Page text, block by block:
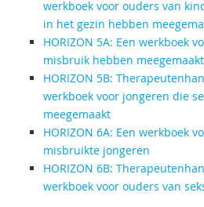
werkboek voor ouders van
in het gezin hebben
HORIZON 5A: Een werkboek
misbruik hebben meegemaakt
HORIZON 5B:
werkboek voor jongeren die
meegemaakt
HORIZON 6A: Een werkboek
misbruikte jongeren
HORIZON 6B:
werkboek voor ouders van